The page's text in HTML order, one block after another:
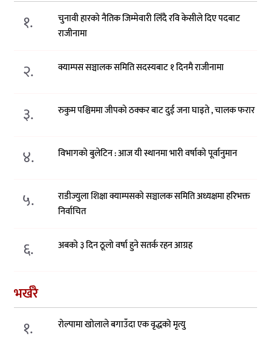
१.
चुनावी हारको नैतिक जिम्मेवारी लिँदै रवि केसीले दिए पदबाट
राजीनामा
२. क्याम्पस सञ्चालक समिति सदस्यबाट १ दिनमै राजीनामा
३. रुकुम पश्चिममा जीपको ठक्कर बाट दुई जना घाइते , चालक फरार
४. विभागको बुलेटिन : आज यी स्थानमा भारी वर्षाको पूर्वानुमान
५.
राडीज्युला शिक्षा क्याम्पसको सञ्चालक समिति अध्यक्षमा हरिभक्त
निर्वाचित
६. अबको ३ दिन ठूलो वर्षा हुने सतर्क रहन आग्रह
भर्खरै
१. रोल्पामा खोलाले बगाउँदा एक वृद्धको मृत्यु